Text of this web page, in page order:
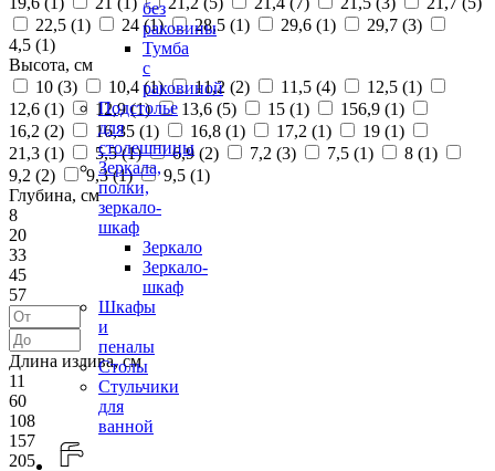
без
раковины
Тумба
с
раковиной
Подстолье
для
столешницы
Зеркала,
полки,
зеркало-
шкаф
Зеркало
Зеркало-
шкаф
Шкафы
и
пеналы
Столы
Стульчики
для
ванной
22,5 (1) 24 (1) 28,5 (1) 29,6 (1) 29,7 (3)
4,5 (1)
Высота, см
10 (3) 10,4 (1) 11,2 (2) 11,5 (4) 12,5 (1)
12,6 (1) 12,9 (1) 13,6 (5) 15 (1) 156,9 (1)
16,2 (2) 16,35 (1) 16,8 (1) 17,2 (1) 19 (1)
21,3 (1) 5,5 (1) 6,9 (2) 7,2 (3) 7,5 (1) 8 (1)
9,2 (2) 9,3 (1) 9,5 (1)
Глубина, см
8
20
33
45
57
Длина излива, см
11
60
108
157
205